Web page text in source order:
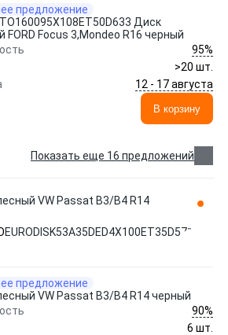
предложение
Диск
FORD Focus 3,Mondeo R16 черный
95%
>20 шт.
12 - 17 августа
В корзину
Показать еще 16 предложений
VW Passat B3/B4 R14
EURODISK53A35DED4Х100ET35D571
предложение
VW Passat B3/B4 R14 черный
90%
6 шт.